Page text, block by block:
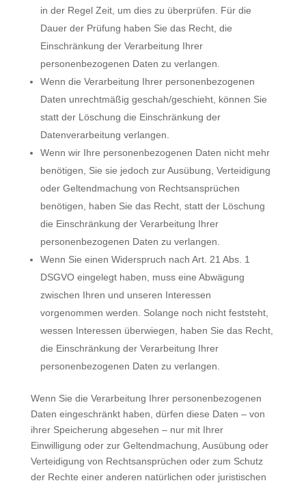
in der Regel Zeit, um dies zu überprüfen. Für die
Dauer der Prüfung haben Sie das Recht, die
Einschränkung der Verarbeitung Ihrer
personenbezogenen Daten zu verlangen.
Wenn die Verarbeitung Ihrer personenbezogenen
Daten unrechtmäßig geschah/geschieht, können Sie
statt der Löschung die Einschränkung der
Datenverarbeitung verlangen.
Wenn wir Ihre personenbezogenen Daten nicht mehr
benötigen, Sie sie jedoch zur Ausübung, Verteidigung
oder Geltendmachung von Rechtsansprüchen
benötigen, haben Sie das Recht, statt der Löschung
die Einschränkung der Verarbeitung Ihrer
personenbezogenen Daten zu verlangen.
Wenn Sie einen Widerspruch nach Art. 21 Abs. 1
DSGVO eingelegt haben, muss eine Abwägung
zwischen Ihren und unseren Interessen
vorgenommen werden. Solange noch nicht feststeht,
wessen Interessen überwiegen, haben Sie das Recht,
die Einschränkung der Verarbeitung Ihrer
personenbezogenen Daten zu verlangen.
Wenn Sie die Verarbeitung Ihrer personenbezogenen
Daten eingeschränkt haben, dürfen diese Daten – von
ihrer Speicherung abgesehen – nur mit Ihrer
Einwilligung oder zur Geltendmachung, Ausübung oder
Verteidigung von Rechtsansprüchen oder zum Schutz
der Rechte einer anderen natürlichen oder juristischen